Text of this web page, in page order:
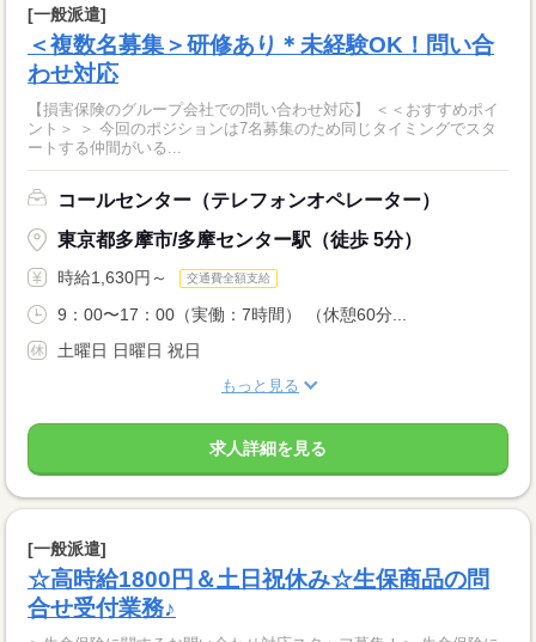
[一般派遣]
＜複数名募集＞研修あり＊未経験OK！問い合
わせ対応
【損害保険のグループ会社での問い合わせ対応】 ＜＜おすすめポイ
ント＞ ＞ 今回のポジションは7名募集のため同じタイミングでスタ
ートする仲間がいる...
コールセンター（テレフォンオペレーター）
東京都多摩市/多摩センター駅（徒歩 5分）
時給1,630円～ 交通費全額支給
9：00〜17：00（実働：7時間） （休憩60分...
土曜日 日曜日 祝日
もっと見る
求人詳細を見る
[一般派遣]
☆高時給1800円＆土日祝休み☆生保商品の問
合せ受付業務♪